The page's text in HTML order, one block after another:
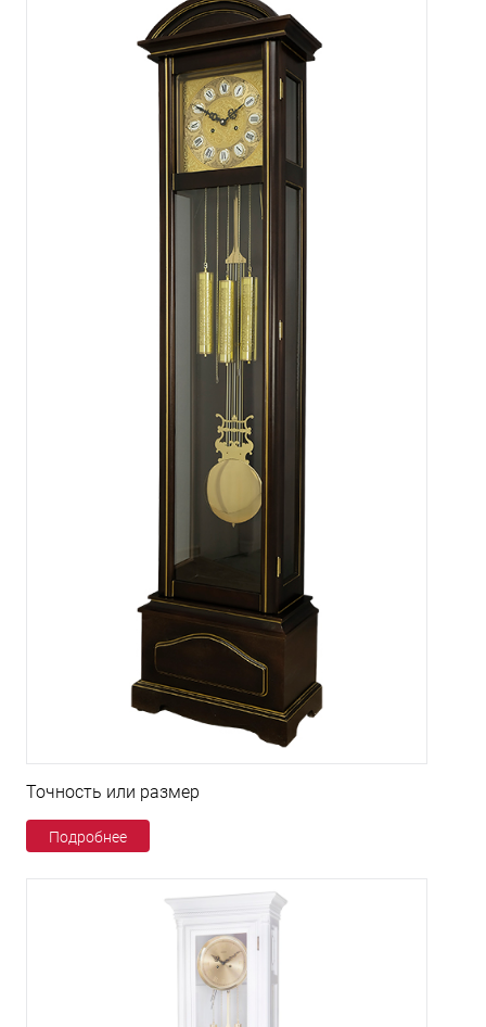
Точность или размер
Подробнее